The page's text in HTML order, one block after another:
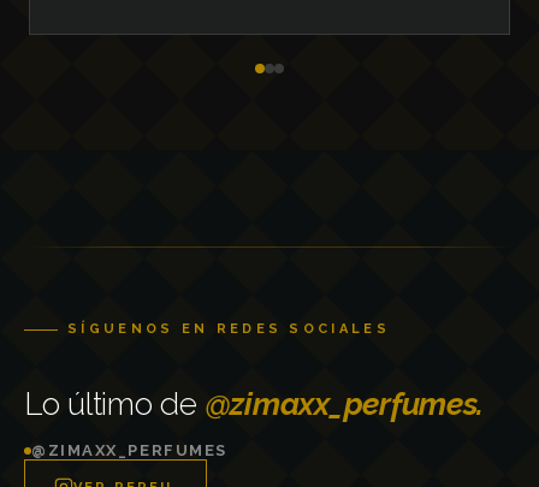
SÍGUENOS EN REDES SOCIALES
Lo último de @zimaxx_perfumes.
@ZIMAXX_PERFUMES